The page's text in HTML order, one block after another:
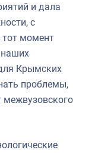
и дала
с
тот момент
Крымских
проблемы,
межвузовского